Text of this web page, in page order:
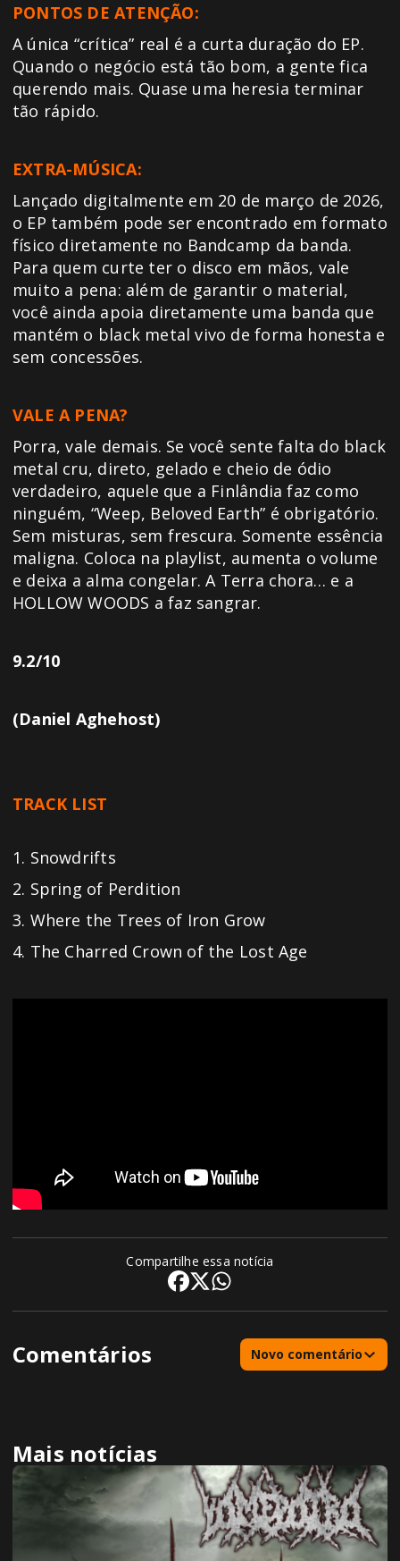
PONTOS DE ATENÇÃO:
A única “crítica” real é a curta duração do EP.
Quando o negócio está tão bom, a gente fica
querendo mais. Quase uma heresia terminar
tão rápido.
EXTRA-MÚSICA:
Lançado digitalmente em 20 de março de 2026,
o EP também pode ser encontrado em formato
físico diretamente no Bandcamp da banda.
Para quem curte ter o disco em mãos, vale
muito a pena: além de garantir o material,
você ainda apoia diretamente uma banda que
mantém o black metal vivo de forma honesta e
sem concessões.
VALE A PENA?
Porra, vale demais. Se você sente falta do black
metal cru, direto, gelado e cheio de ódio
verdadeiro, aquele que a Finlândia faz como
ninguém, “Weep, Beloved Earth” é obrigatório.
Sem misturas, sem frescura. Somente essência
maligna. Coloca na playlist, aumenta o volume
e deixa a alma congelar. A Terra chora… e a
HOLLOW WOODS a faz sangrar.
9.2/10
(Daniel Aghehost)
TRACK LIST
1. Snowdrifts
2. Spring of Perdition
3. Where the Trees of Iron Grow
4. The Charred Crown of the Lost Age
Compartilhe essa notícia
Comentários Novo comentário
Mais notícias